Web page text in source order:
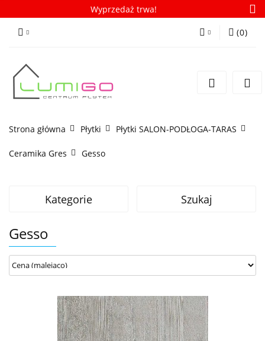
Wyprzedaż trwa!
Zarejestruj się
(0)
Strona główna Płytki Płytki SALON-PODŁOGA-TARAS
Ceramika Gres Gesso
Kategorie Szukaj
Gesso